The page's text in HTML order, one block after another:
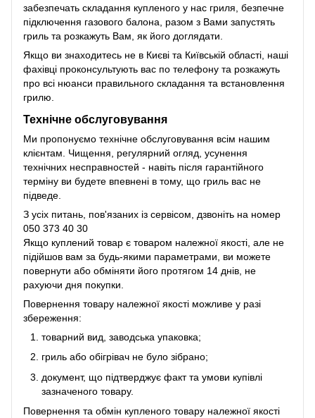
забезпечать складання купленого у нас гриля, безпечне
підключення газового балона, разом з Вами запустять
гриль та розкажуть Вам, як його доглядати.
Якщо ви знаходитесь не в Києві та Київській області, наші
фахівці проконсультують вас по телефону та розкажуть
про всі нюанси правильного складання та встановлення
грилю.
Технічне обслуговування
Ми пропонуємо технічне обслуговування всім нашим
клієнтам. Чищення, регулярний огляд, усунення
технічних несправностей - навіть після гарантійного
терміну ви будете впевнені в тому, що гриль вас не
підведе.
З усіх питань, пов'язаних із сервісом, дзвоніть на номер
050 373 40 30
Якщо куплений товар є товаром належної якості, але не
підійшов вам за будь-якими параметрами, ви можете
повернути або обміняти його протягом 14 днів, не
рахуючи дня покупки.
Повернення товару належної якості можливе у разі
збереження:
товарний вид, заводська упаковка;
гриль або обігрівач не було зібрано;
документ, що підтверджує факт та умови купівлі
зазначеного товару.
Повернення та обмін купленого товару належної якості